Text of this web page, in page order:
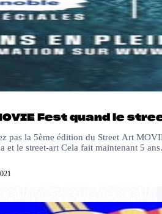
Fest quand le
pas la 5ème édition du Street Art
et le street-art Cela fait maintenant 5